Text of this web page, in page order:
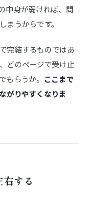
中身が弱ければ、問
まうからです。
完結するものではあ
どのページで受け止
もらうか。 ここまで
がりやすくなりま
する